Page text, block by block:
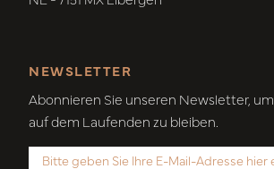
NEWSLETTER
Abonnieren Sie unseren Newsletter, um
auf dem Laufenden zu bleiben.